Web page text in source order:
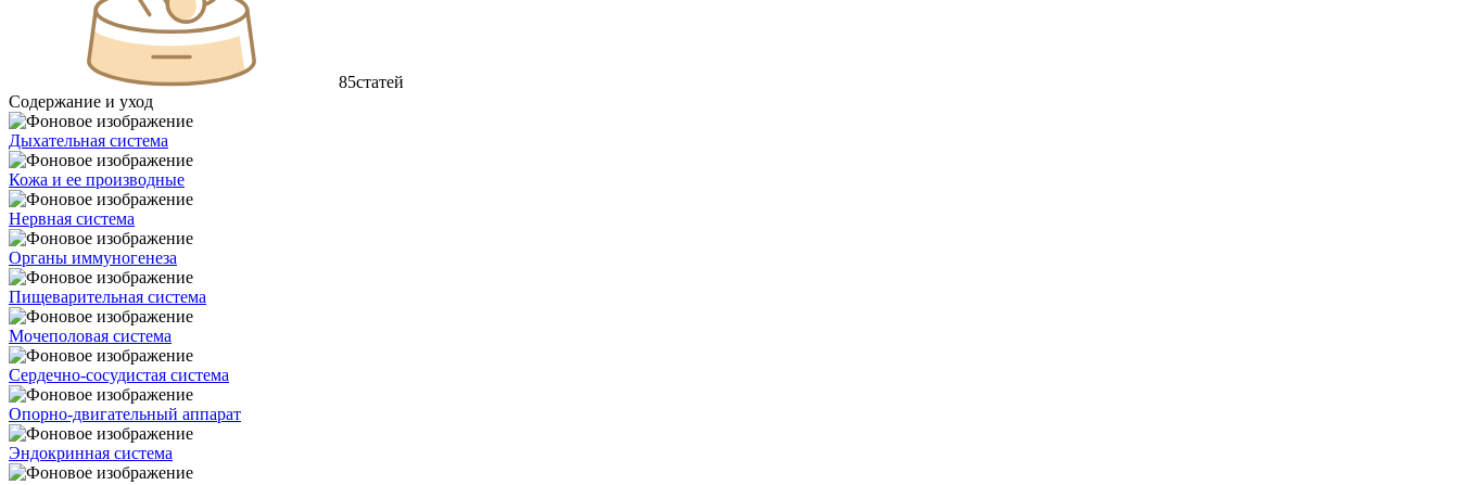
85статей
Содержание и уход
Дыхательная система
Кожа и ее производные
Нервная система
Органы иммуногенеза
Пищеварительная система
Мочеполовая система
Сердечно-сосудистая система
Опорно-двигательный аппарат
Эндокринная система